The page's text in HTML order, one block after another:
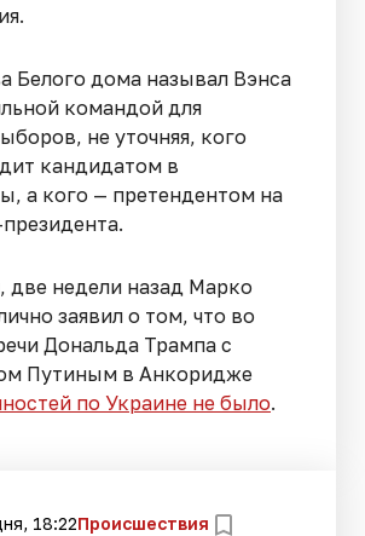
Белого дома называл Вэнса
командой для
не уточняя, кого
кандидатом в
а кого — претендентом на
недели назад Марко
заявил о том, что во
Дональда Трампа с
Путиным в Анкоридже
по Украине не было.
18:22Происшествия